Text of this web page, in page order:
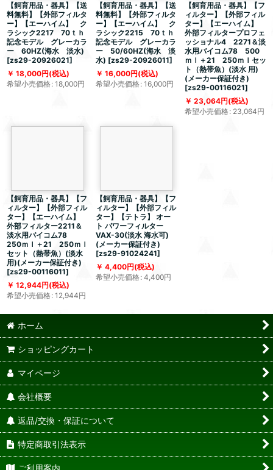
【飼育用品・器具】【送
料無料】【外部フィルタ
ー】【エーハイム】 ク
ラシック2217 70ｔｈ
記念モデル グレーカラ
ー 60HZ(海水 淡水)
[zs29-20926021]
18,000円(税込)
希望小売価格: 18,000円
【飼育用品・器具】【送
料無料】【外部フィルタ
ー】【エーハイム】 ク
ラシック2215 70ｔｈ
記念モデル グレーカラ
ー 50/60HZ(海水 淡
水) [zs29-20926011]
16,000円(税込)
希望小売価格: 16,000円
【飼育用品・器具】【フ
ィルター】【外部フィル
ター】【エーハイム】
外部フィルタープロフェ
ッショナル4 2271＆淡
水用バイコム78 500
ｍｌ＋21 250ｍｌセッ
ト（熱帯魚）(淡水 用)
(メーカー保証付き)
[zs29-00116021]
23,064円(税込)
希望小売価格: 23,064円
【飼育用品・器具】【フ
ィルター】【外部フィル
ター】【エーハイム】
外部フィルター2211＆
淡水用バイコム78
250ｍｌ＋21 250ｍｌ
セット（熱帯魚）(淡水
用)(メーカー保証付き)
[zs29-00116011]
12,944円(税込)
希望小売価格: 12,944円
【飼育用品・器具】【フ
ィルター】【外部フィル
ター】【テトラ】 オー
ト パワーフィルター
VAX-30(淡水 海水可)
(メーカー保証付き)
[zs29-91024241]
4,400円(税込)
希望小売価格: 4,400円
ホーム
ショッピングカート
マイページ
会社概要
返品/交換・保証について
特定商取引法表示
ご利用案内